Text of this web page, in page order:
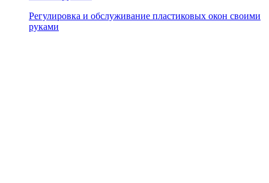
Регулировка и обслуживание пластиковых окон своими
руками